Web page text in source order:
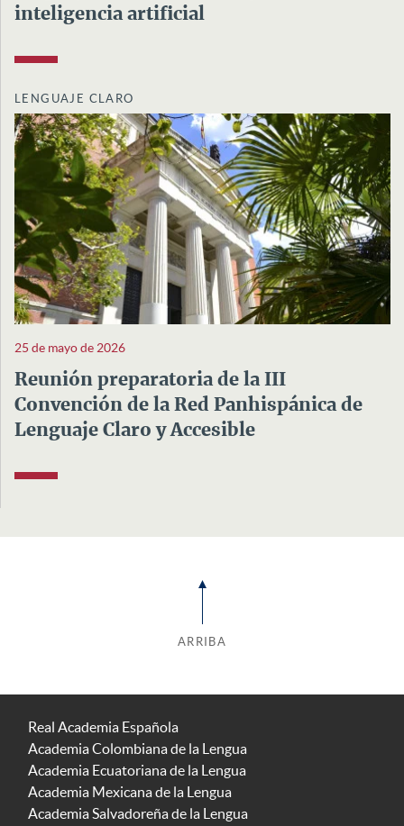
inteligencia artificial
LENGUAJE CLARO
25 de mayo de 2026
Reunión preparatoria de la III
Convención de la Red Panhispánica de
Lenguaje Claro y Accesible
ARRIBA
Real Academia Española
Academia Colombiana de la Lengua
Academia Ecuatoriana de la Lengua
Academia Mexicana de la Lengua
Academia Salvadoreña de la Lengua